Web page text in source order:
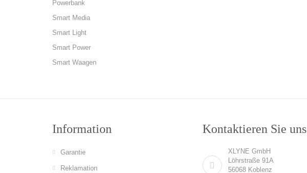
Powerbank
Smart Media
Smart Light
Smart Power
Smart Waagen
Information
Garantie
Reklamation
Kontaktieren Sie uns
XLYNE GmbH
Löhrstraße 91A
56068 Koblenz